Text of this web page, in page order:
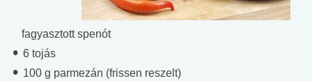
fagyasztott spenót
6 tojás
100 g parmezán (frissen reszelt)